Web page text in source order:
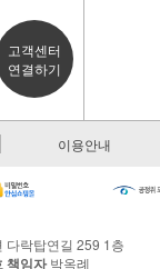
고객센터
연결하기
이용안내
다락탑연길 259 1층
책임자박옥례